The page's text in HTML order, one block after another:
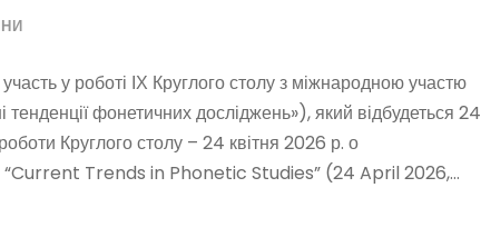
у роботі ІХ Круглого столу з міжнародною участю
фонетичних досліджень»), який відбудеться 24
Круглого столу – 24 квітня 2026 р. о
Trends in Phonetic Studies” (24 April 2026,...